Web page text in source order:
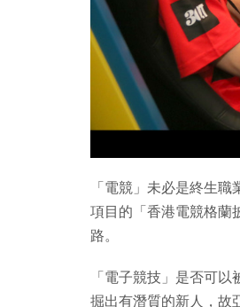
「電競」未必是終生
項目的「香港電競格蘭
路。
「電子競技」是否可
掘出有潛質的新人，故